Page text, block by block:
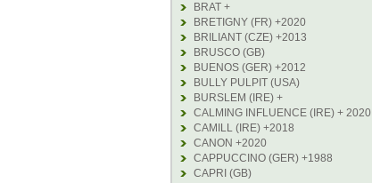
BRAT +
BRETIGNY (FR) +2020
BRILIANT (CZE) +2013
BRUSCO (GB)
BUENOS (GER) +2012
BULLY PULPIT (USA)
BURSLEM (IRE) +
CALMING INFLUENCE (IRE) + 2020
CAMILL (IRE) +2018
CANON +2020
CAPPUCCINO (GER) +1988
CAPRI (GB)